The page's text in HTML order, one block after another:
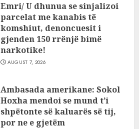
Emri/ U dhunua se sinjalizoi
parcelat me kanabis të
komshiut, denoncuesit i
gjenden 150 rrënjë bimë
narkotike!
AUGUST 7, 2026
Ambasada amerikane: Sokol
Hoxha mendoi se mund t’i
shpëtonte së kaluarës së tij,
por ne e gjetëm